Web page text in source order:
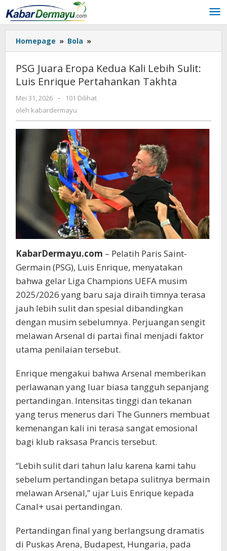
Lewati
ke
konten
Homepage » Bola »
Juara
Eropa
Kedua
Kali
Lebih
Pertahankan
PSG Juara Eropa Kedua Kali Lebih Sulit:
Luis Enrique Pertahankan Takhta
Mei 31, 2026
oleh
kabardermayu
-
101 Dilihat
oleh kabardermayu
KabarDermayu.com – Pelatih Paris Saint-
Germain (PSG), Luis Enrique, menyatakan
bahwa gelar Liga Champions UEFA musim
2025/2026 yang baru saja diraih timnya terasa
jauh lebih sulit dan spesial dibandingkan
dengan musim sebelumnya. Perjuangan sengit
melawan Arsenal di partai final menjadi faktor
utama penilaian tersebut.
Enrique mengakui bahwa Arsenal memberikan
perlawanan yang luar biasa tangguh sepanjang
pertandingan. Intensitas tinggi dan tekanan
yang terus menerus dari The Gunners membuat
kemenangan kali ini terasa sangat emosional
bagi klub raksasa Prancis tersebut.
“Lebih sulit dari tahun lalu karena kami tahu
sebelum pertandingan betapa sulitnya bermain
melawan Arsenal,” ujar Luis Enrique kepada
Canal+ usai pertandingan.
Pertandingan final yang berlangsung dramatis
di Puskas Arena, Budapest, Hungaria, pada